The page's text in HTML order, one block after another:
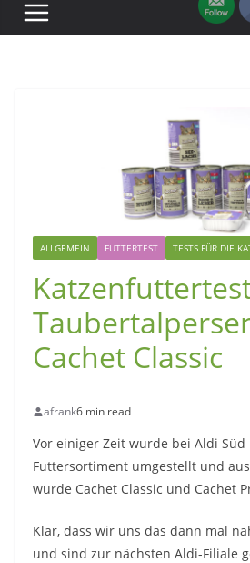
ALLGEMEIN FUTTERTEST TESTS FÜR DIE
Cachet Classic
afrank6 min read
Vor einiger Zeit wurde bei Aldi
Futtersortiment umgestellt und
wurde Cachet Classic und Cachet
Klar, dass wir uns das dann mal
und sind zur nächsten Aldi-Filiale